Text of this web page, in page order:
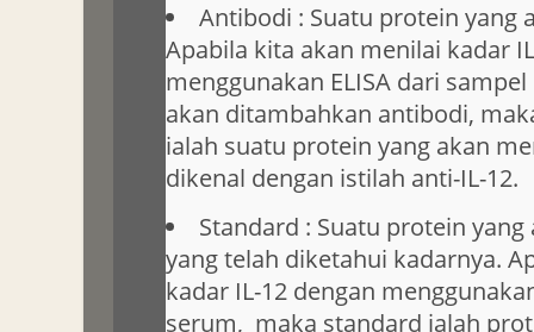
Antibodi : Suatu protein yang
Apabila kita akan menilai kadar
menggunakan ELISA dari
akan ditambahkan antibodi,
ialah suatu protein yang akan
dikenal dengan istilah anti-IL-12.
Standard : Suatu protein
yang telah diketahui kadarnya.
kadar IL-12 dengan
serum, maka standard ialah